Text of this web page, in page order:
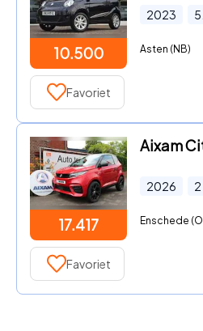
10.500
2023
Asten (NB)
Favoriet
17.417
Aixam
2026 2
Enschede
Favoriet